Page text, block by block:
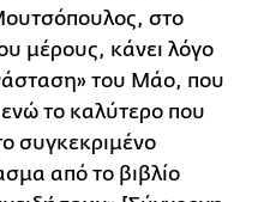
στο
μέρους, κάνει λόγο
του Μάο, που
το καλύτερο που
συγκεκριμένο
από το βιβλίο